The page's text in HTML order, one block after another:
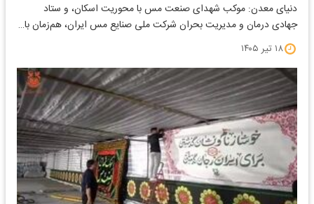
دنیای معدن: موکب شهدای صنعت مس‌ با محوریت اسکان، و ستاد
جهادی درمان و مدیریت بحران شرکت ملی صنایع مس ایران، هم‌زمان با…
۱۸ تیر ۱۴۰۵